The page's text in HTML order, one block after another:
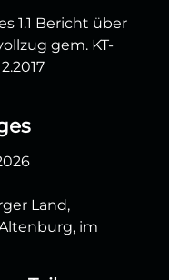
1.1 Bericht über
gem. KT-
Land,
im